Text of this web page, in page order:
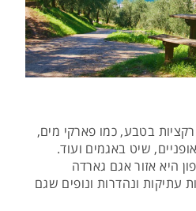
בטבע, כמו פארקי מים,
שיט באגמים ועוד.
היא אזור אגם גארדה
עתיקות ונהדרות ונופים שגם